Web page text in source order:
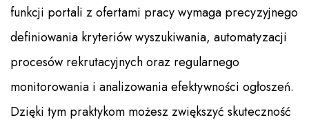
funkcji portali z ofertami pracy wymaga precyzyjnego
definiowania kryteriów wyszukiwania, automatyzacji
procesów rekrutacyjnych oraz regularnego
monitorowania i analizowania efektywności ogłoszeń.
Dzięki tym praktykom możesz zwiększyć skuteczność